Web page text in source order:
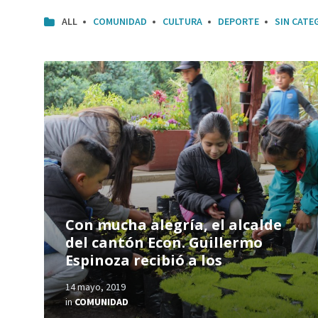
ALL COMUNIDAD CULTURA DEPORTE SIN
Con mucha alegría, el alcalde
del cantón Econ. Guillermo
Espinoza recibió a los
14 mayo, 2019
inCOMUNIDAD